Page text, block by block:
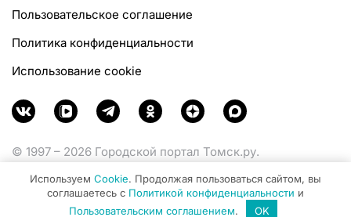
Пользовательское соглашение
Политика конфиденциальности
Использование cookie
© 1997 – 2026 Городской портал Томск.ру.
Министерства цифрового развития, связи и массовых
коммуникаций Российской Федерации.
Используем Cookie. Продолжая пользоваться сайтом, вы
соглашаетесь с Политикой конфиденциальности и
Пользовательским соглашением. OK